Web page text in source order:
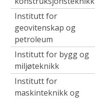
Institutt for
geovitenskap og
petroleum
Institutt for bygg og
miljøteknikk
Institutt for
maskinteknikk og